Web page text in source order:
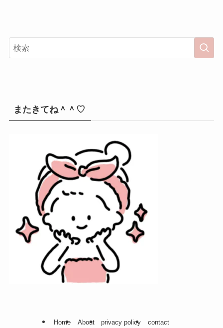
またきてね＾＾♡
Home About privacy policy contact